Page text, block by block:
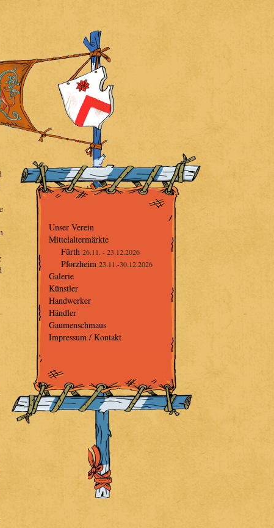
Unser Verein
Mittelaltermärkte
Fürth 26.11. - 23.12.2026
Pforzheim 23.11.-30.12.2026
Galerie
Künstler
Handwerker
Händler
Gaumenschmaus
Impressum / Kontakt